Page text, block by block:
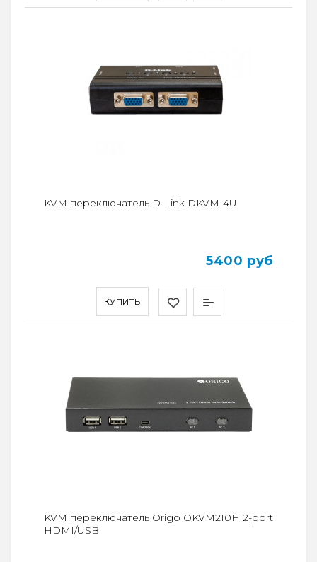
КУПИТЬ
KVM переключатель D-Link DKVM-4U
5400 руб
KVM переключатель Origo OKVM210H 2-port
HDMI/USB